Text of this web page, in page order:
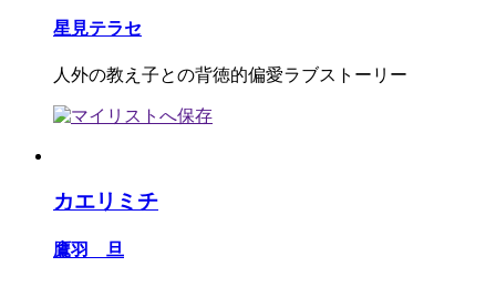
星見テラセ
人外の教え子との背徳的偏愛ラブストーリー
カエリミチ
鷹羽 旦